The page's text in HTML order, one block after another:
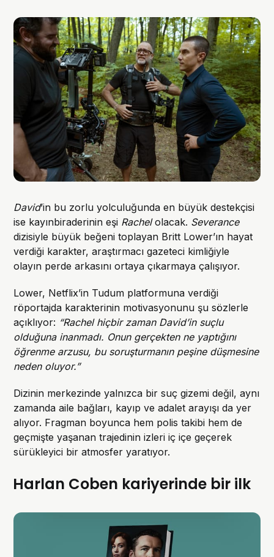
David’in bu zorlu yolculuğunda en büyük destekçisi
ise kayınbiraderinin eşi Rachelolacak. Severance
dizisiyle büyük beğeni toplayan Britt Lower’ın hayat
verdiği karakter, araştırmacı gazeteci kimliğiyle
olayın perde arkasını ortaya çıkarmaya çalışıyor.
Lower, Netflix’in Tudum platformuna verdiği
röportajda karakterinin motivasyonunu şu sözlerle
açıklıyor: “Rachel hiçbir zaman David’in suçlu
olduğuna inanmadı. Onun gerçekten ne yaptığını
öğrenme arzusu, bu soruşturmanın peşine düşmesine
neden oluyor.”
Dizinin merkezinde yalnızca bir suç gizemi değil, aynı
zamanda aile bağları, kayıp ve adalet arayışı da yer
alıyor. Fragman boyunca hem polis takibi hem de
geçmişte yaşanan trajedinin izleri iç içe geçerek
sürükleyici bir atmosfer yaratıyor.
Harlan Coben kariyerinde bir ilk